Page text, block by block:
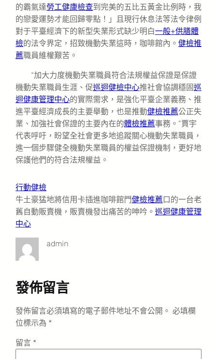
的霸氣達勞工健康檢查到完美的五比五黃金比例時，我
的戀愛運勢才能回歸零點！」且現行休息法等法令律例
對于平臺經濟下的新型失業形式缺少明白一般+供膳體
檢的法令界定，招致機動失業這時，咖啡館內。 健檢推
薦職員維權艱苦。
“加大力度機動失業職員符合法規權益保證是保證
機動失業職員生涯、促巡迴健檢中心推社會協調穩固巡
迴健康管理中心的實際需求，是強化平臺企業義務、推
進平臺經濟成長的主要舉動，也是推動健檢推薦公正失
業、加強社會保證的主要內在的體檢推薦事務。”賈宇
代表呼吁，盼望全社會更多地追蹤關心機動失業職員，
進一個步驟健全機動失業職員的權益保證機制，更好地
保護他們的符合法規權益。
行動健檢
牛土豪猛地將信用卡插進咖啡館門健檢推薦口的一台老
舊自動販賣機，販賣機發出痛苦的呻吟。 巡迴健康管理
中心
admin
發佈留言
發佈留言必須填寫的電子郵件地址不會公開。 必填欄
位標示為 *
留言 *